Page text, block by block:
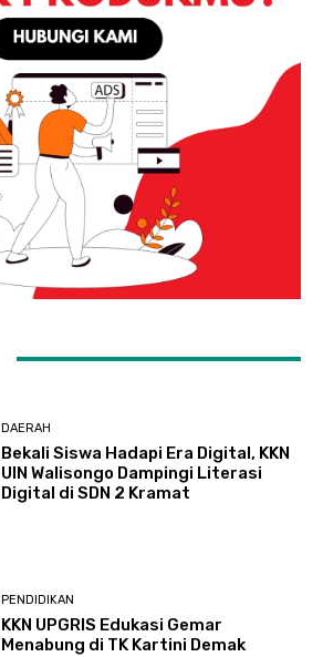
DAERAH
Bekali Siswa Hadapi Era Digital, KKN
UIN Walisongo Dampingi Literasi
Digital di SDN 2 Kramat
PENDIDIKAN
KKN UPGRIS Edukasi Gemar
Menabung di TK Kartini Demak